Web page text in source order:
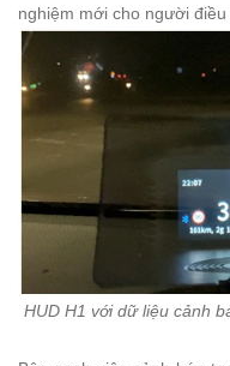
nghiệm mới cho người điều
HUD H1 với dữ liệu cảnh